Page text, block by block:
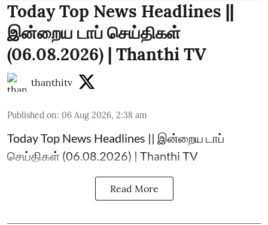
Today Top News Headlines ||
இன்றைய டாப் செய்திகள்
(06.08.2026) | Thanthi TV
thanthitv
Published on: 06 Aug 2026, 2:38 am
Today Top News Headlines || இன்றைய டாப்
செய்திகள் (06.08.2026) | Thanthi TV
Read More